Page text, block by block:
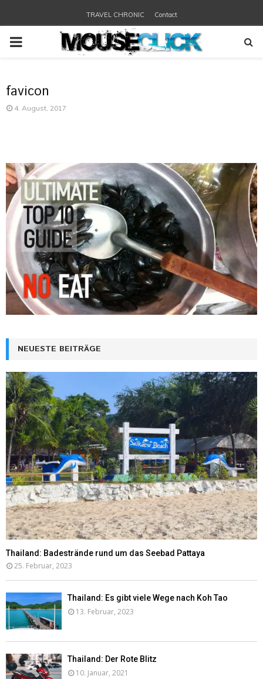
TRAVEL CHRONIC Contact
PRIMARY
favicon
4. August, 2017
NEUESTE BEITRÄGE
Thailand: Badestrände rund um das Seebad Pattaya
25. Februar, 2023
Thailand: Es gibt viele Wege nach Koh Tao
13. Februar, 2023
Thailand: Der Rote Blitz
10. Januar, 2021